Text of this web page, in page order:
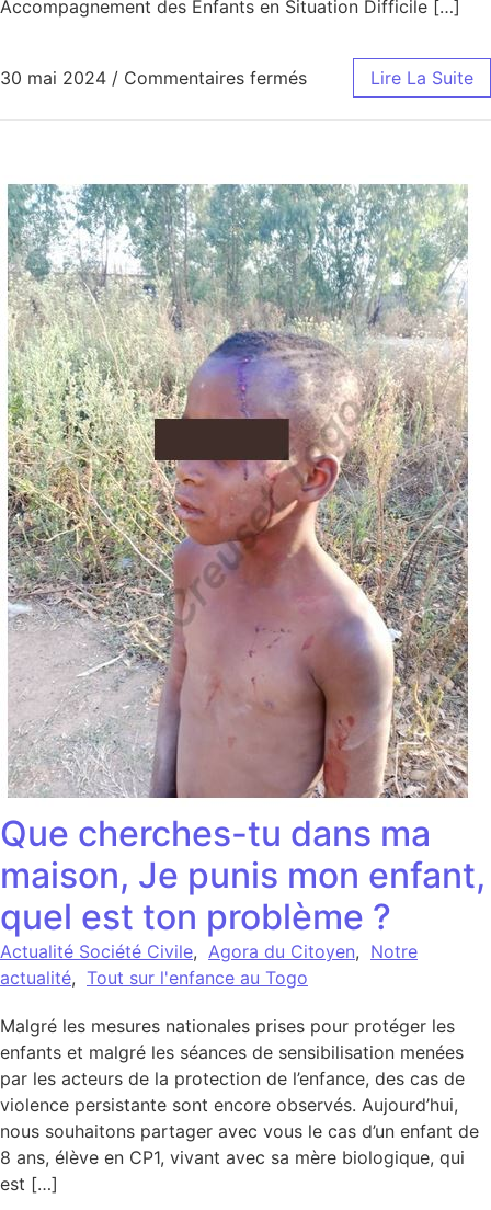
Accompagnement des Enfants en Situation Difficile […]
30 mai 2024 / Commentaires ferméssur Sensibilisation
Lire La Suite
Que cherches-tu dans ma
maison, Je punis mon enfant,
quel est ton problème ?
Actualité Société Civile, Agora du Citoyen, Notre
actualité, Tout sur l'enfance au Togo
Malgré les mesures nationales prises pour protéger les
enfants et malgré les séances de sensibilisation menées
par les acteurs de la protection de l’enfance, des cas de
violence persistante sont encore observés. Aujourd’hui,
nous souhaitons partager avec vous le cas d’un enfant de
8 ans, élève en CP1, vivant avec sa mère biologique, qui
est […]